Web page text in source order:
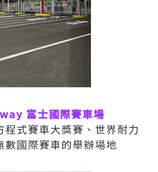
富士國際賽車場
程式賽車大獎賽、世界耐力
數國際賽車的舉辦場地